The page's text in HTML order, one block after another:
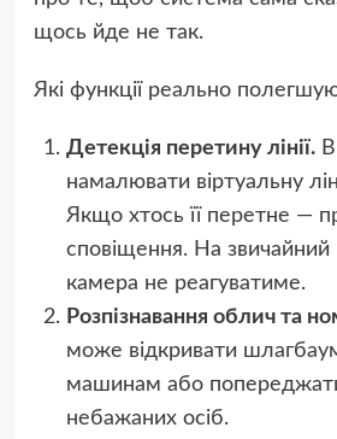
щось йде не так.
Які функції реально
Детекція перетину лінії.
намалювати віртуальну
Якщо хтось її перетне —
сповіщення. На звичайний
камера не реагуватиме.
Розпізнавання облич та
може відкривати
машинам або
небажаних осіб.